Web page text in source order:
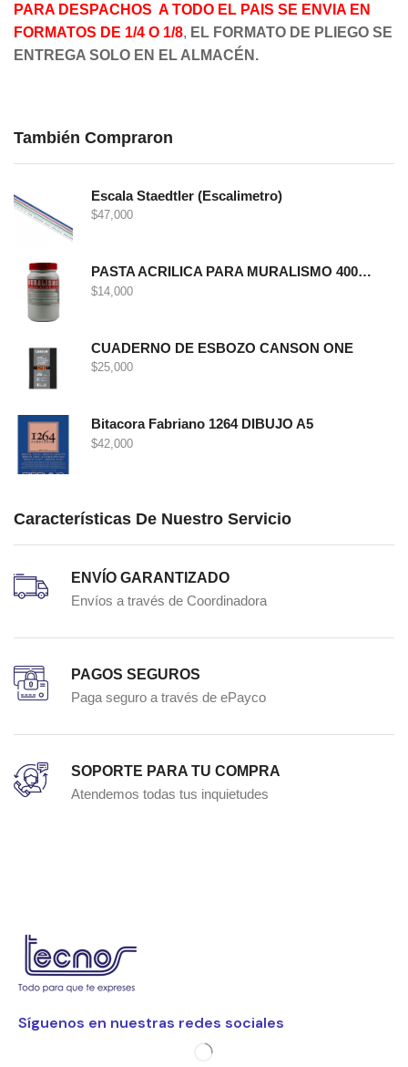
PARA DESPACHOS A TODO EL PAIS SE ENVIA EN
FORMATOS DE 1/4 O 1/8, EL FORMATO DE PLIEGO SE
ENTREGA SOLO EN EL ALMACÉN.
También Compraron
Escala Staedtler (Escalimetro)
$47,000
PASTA ACRILICA PARA MURALISMO 400 GRS
$14,000
CUADERNO DE ESBOZO CANSON ONE
$25,000
Bitacora Fabriano 1264 DIBUJO A5
$42,000
Características De Nuestro Servicio
ENVÍO GARANTIZADO
Envíos a través de Coordinadora
PAGOS SEGUROS
Paga seguro a través de ePayco
SOPORTE PARA TU COMPRA
Atendemos todas tus inquietudes
Síguenos en nuestras redes sociales